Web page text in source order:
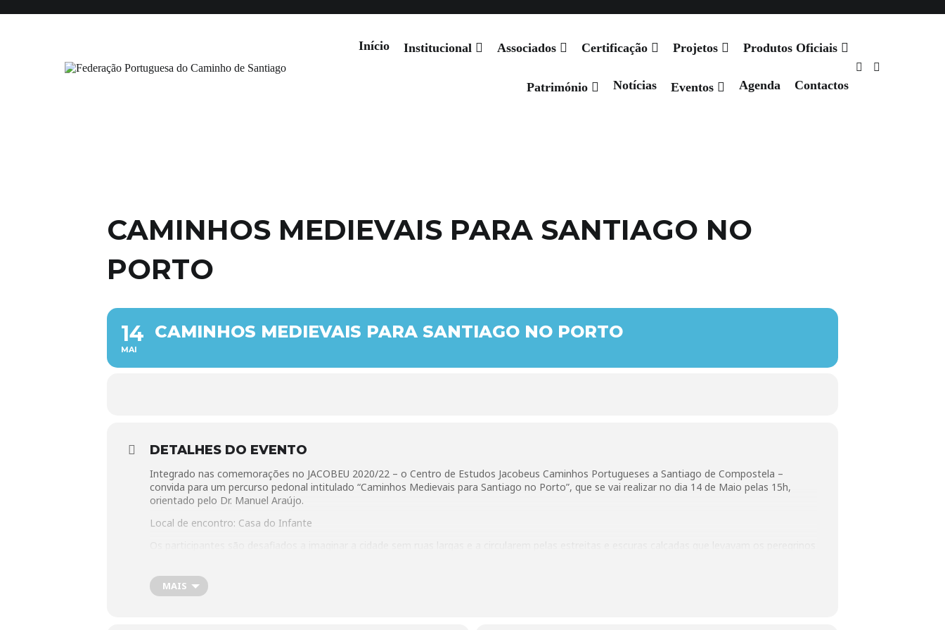
para
Início Institucional Associados Certificação Projetos Produtos Oficiais
Património Notícias Eventos Agenda Contactos
Início Institucional Associados Certificação Projetos Produtos Oficiais Património Notícias Eventos Agenda Contactos
CAMINHOS MEDIEVAIS PARA SANTIAGO NO
PORTO
14
MAI
CAMINHOS MEDIEVAIS PARA SANTIAGO NO PORTO
DETALHES DO EVENTO
Integrado nas comemorações no JACOBEU 2020/22 – o Centro de Estudos Jacobeus Caminhos Portugueses a Santiago de Compostela –
convida para um percurso pedonal intitulado “Caminhos Medievais para Santiago no Porto”, que se vai realizar no dia 14 de Maio pelas 15h,
orientado pelo Dr. Manuel Araújo.
Local de encontro: Casa do Infante
MAIS